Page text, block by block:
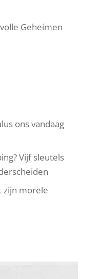
Geheimen
ons vandaag
Vijf sleutels
zijn morele